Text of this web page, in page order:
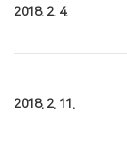
2018. 2. 4.
2018. 2. 11.